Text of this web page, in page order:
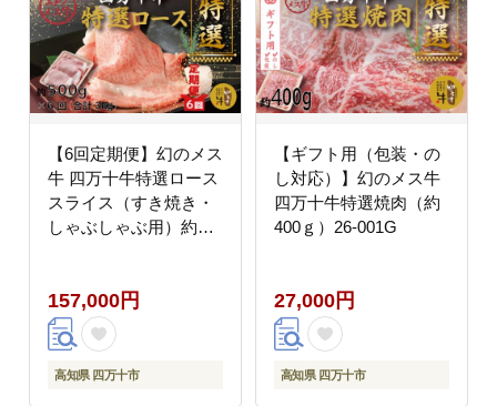
【6回定期便】幻のメス
牛 四万十牛特選ロース
スライス（すき焼き・
しゃぶしゃぶ用）約
157,000円
高知県 四万十市
【ギフト用（包装・の
し対応）】幻のメス牛
四万十牛特選焼肉（約
400ｇ）26-001G
27,000円
高知県 四万十市